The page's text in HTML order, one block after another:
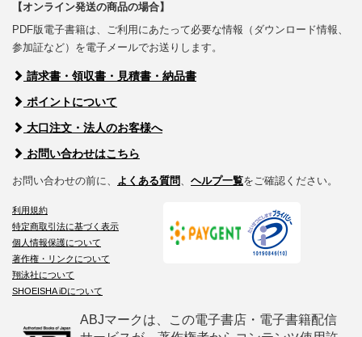
【オンライン発送の商品の場合】
PDF版電子書籍は、ご利用にあたって必要な情報（ダウンロード情報、
参加証など）を電子メールでお送りします。
請求書・領収書・見積書・納品書
ポイントについて
大口注文・法人のお客様へ
お問い合わせはこちら
お問い合わせの前に、 よくある質問、 ヘルプ一覧をご確認ください。
利用規約
特定商取引法に基づく表示
個人情報保護について
著作権・リンクについて
翔泳社について
SHOEISHA iDについて
ABJマークは、この電子書店・電子書籍配信